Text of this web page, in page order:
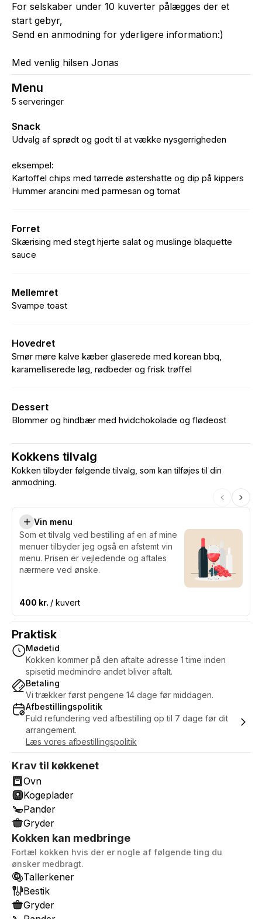
For selskaber under 10 kuverter pålægges der et
start gebyr,
Send en anmodning for yderligere information:)
Med venlig hilsen Jonas
Menu
5 serveringer
Snack
Udvalg af sprødt og godt til at vække nysgerrigheden
eksempel:
Kartoffel chips med tørrede østershatte og dip på kippers
Hummer arancini med parmesan og tomat
Forret
Skærising med stegt hjerte salat og muslinge blaquette
sauce
Mellemret
Svampe toast
Hovedret
Smør møre kalve kæber glaserede med korean bbq,
karamelliserede løg, rødbeder og frisk trøffel
Dessert
Blommer og hindbær med hvidchokolade og flødeost
Kokkens tilvalg
Kokken tilbyder følgende tilvalg, som kan tilføjes til din
anmodning.
Vin menu
Som et tilvalg ved bestilling af en af mine
menuer tilbyder jeg også en afstemt vin
menu. Prisen er vejledende og aftales
nærmere ved ønske.
400 kr. / kuvert
Praktisk
Mødetid
Kokken kommer på den aftalte adresse 1 time inden
spisetid medmindre andet bliver aftalt.
Betaling
Vi trækker først pengene 14 dage før middagen.
Afbestillingspolitik
Fuld refundering ved afbestilling op til 7 dage før dit
arrangement.
Læs vores afbestillingspolitik
Krav til køkkenet
Ovn
Kogeplader
Pander
Gryder
Kokken kan medbringe
Fortæl kokken hvis der er nogle af følgende ting du
ønsker medbragt.
Tallerkener
Bestik
Gryder